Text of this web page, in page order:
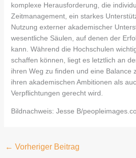
komplexe Herausforderung, die
Zeitmanagement, ein starkes
Nutzung externer akademischer
wesentliche Säulen, auf denen der
kann. Während die Hochschulen
schaffen können, liegt es letztlich an
ihren Weg zu finden und eine Balance
ihren akademischen Ambitionen als
Verpflichtungen gerecht wird.
Bildnachweis: Jesse B/
← Vorheriger Beitrag